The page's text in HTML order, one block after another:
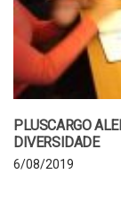
PLUSCARGO
DIVERSIDADE
6/08/2019